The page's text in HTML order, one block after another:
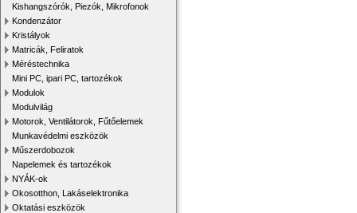
Kishangszórók, Piezók, Mikrofonok
Kondenzátor
Kristályok
Matricák, Feliratok
Méréstechnika
Mini PC, ipari PC, tartozékok
Modulok
Modulvilág
Motorok, Ventilátorok, Fűtőelemek
Munkavédelmi eszközök
Műszerdobozok
Napelemek és tartozékok
NYÁK-ok
Okosotthon, Lakáselektronika
Oktatási eszközök